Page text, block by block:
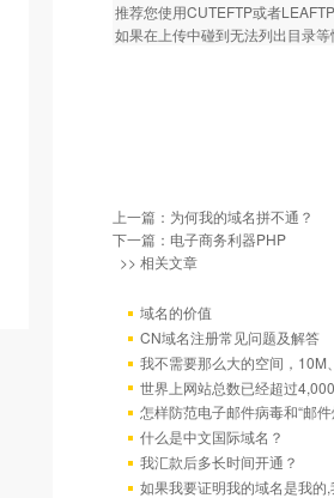
推荐您使用CUTEFTP或者
如果在上传中碰到无法列出目录
上一篇： 为何我的域名拼不通？
下一篇： 电子商务利器PHP
>> 相关文章
域名的价值
CN域名注册常见问题及解答
我不需要那么大的空间，10M
世界上网站总数已经超过
怎样防范电子邮件病毒和“邮件
什么是中文国际域名？
我汇款后多长时间开通？
如果我要证明我的域名是我的